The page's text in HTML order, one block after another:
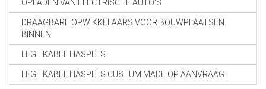
OPLADEN VAN ELECTRISCHE AUTO'S
DRAAGBARE OPWIKKELAARS VOOR BOUWPLAATSEN
BINNEN
LEGE KABEL HASPELS
LEGE KABEL HASPELS CUSTUM MADE OP AANVRAAG